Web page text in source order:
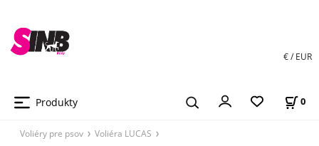
Produkty 0
€ / EUR
Voliéry pre psov Voliéra LUCAS